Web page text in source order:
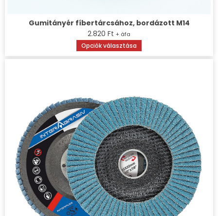
Gumitányér fíbertárcsához, bordázott M14
2.820 Ft + áfa
Opciók választása